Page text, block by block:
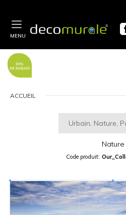
Largeur
ACCUEIL
Code produit: